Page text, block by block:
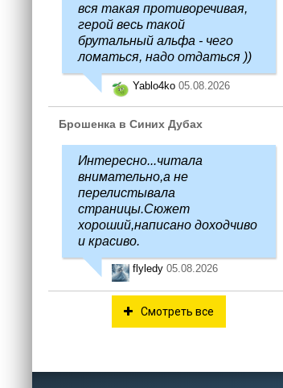
вся такая противоречивая,
герой весь такой
брутальный альфа - чего
ломаться, надо отдаться ))
Yablo4ko 05.08.2026
Брошенка в Синих Дубах
Интересно...читала
внимательно,а не
перелистывала
страницы.Сюжет
хороший,написано доходчиво
и красиво.
flyledy 05.08.2026
Смотреть все